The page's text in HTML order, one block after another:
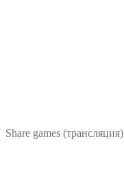
Share games (трансляция)